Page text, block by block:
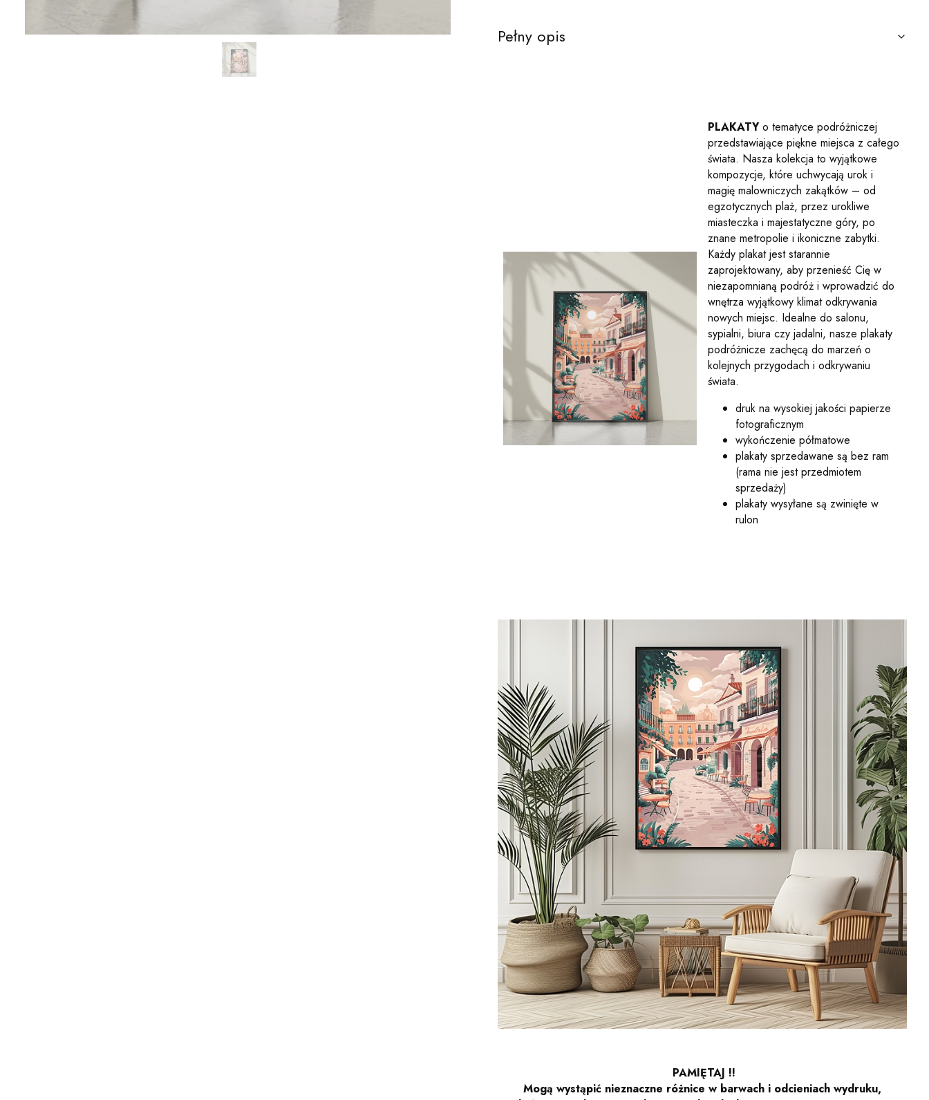
Pełny opis
PLAKATYo tematyce podróżniczej
przedstawiające piękne miejsca z całego
świata. Nasza kolekcja to wyjątkowe
kompozycje, które uchwycają urok i
magię malowniczych zakątków – od
egzotycznych plaż, przez urokliwe
miasteczka i majestatyczne góry, po
znane metropolie i ikoniczne zabytki.
Każdy plakat jest starannie
zaprojektowany, aby przenieść Cię w
niezapomnianą podróż i wprowadzić do
wnętrza wyjątkowy klimat odkrywania
nowych miejsc. Idealne do salonu,
sypialni, biura czy jadalni, nasze plakaty
podróżnicze zachęcą do marzeń o
kolejnych przygodach i odkrywaniu
świata.
druk na wysokiej jakości papierze
fotograficznym
wykończenie półmatowe
plakaty sprzedawane są bez ram
(rama nie jest przedmiotem
sprzedaży)
plakaty wysyłane są zwinięte w
rulon
PAMIĘTAJ !!
Mogą wystąpić nieznaczne różnice w barwach i odcieniach wydruku,